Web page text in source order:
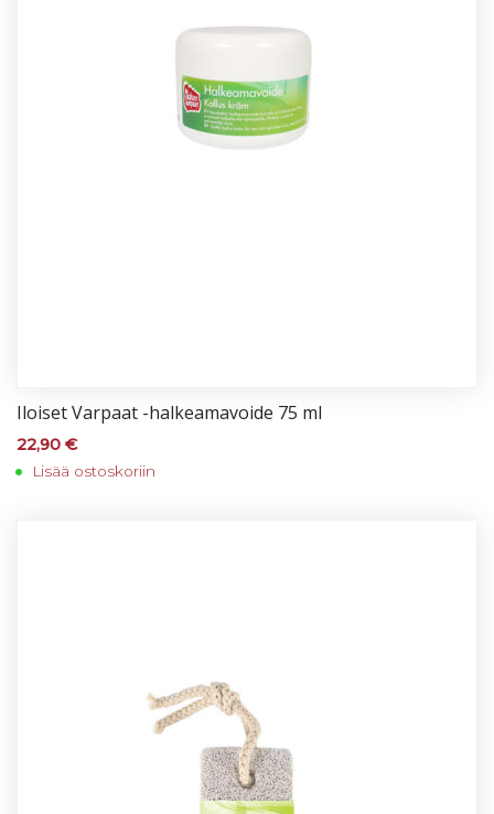
Iloi­set Var­paat -hal­kea­ma­voi­de 75 ml
22,90 €
Lisää ostoskoriin